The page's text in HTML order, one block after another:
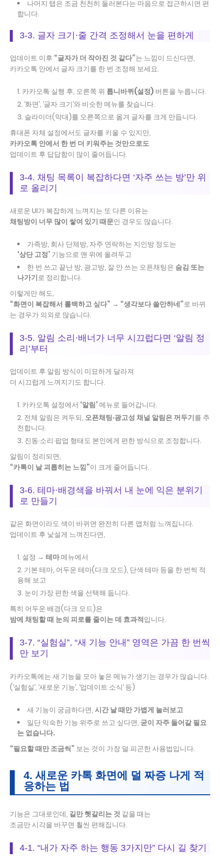
나머지 탭은 조금 천천히 둘러본다는 마음으로 접근하시면 편
합니다.
3-3. 글자 크기·줄 간격 조정해서 눈을 편하게
업데이트 이후 “글자가 더 작아진 것 같다”는 느낌이 드신다면,
카카오톡 안에서 글자 크기를 한 번 조정해 보세요.
카카오톡 실행 후, 오른쪽 위 톱니바퀴(설정) 버튼을 누릅니다.
‘화면’, ‘글자 크기’와 비슷한 메뉴를 찾습니다.
슬라이더(막대)를 오른쪽으로 옮겨 글자를 크게 만듭니다.
휴대폰 자체 설정에서도 글자를 키울 수 있지만,
카카오톡 안에서 한 번 더 키워주는 것만으로도
업데이트 후 답답함이 많이 줄어듭니다.
3-4. 채팅 목록이 복잡하다면 ‘자주 쓰는 방’만 위
로 올리기
새로운 UI가 복잡하게 느껴지는 또 다른 이유는
채팅방이 너무 많이 쌓여 있기 때문인 경우도 많습니다.
가족방, 회사 단체방, 자주 연락하는 지인방 정도는
‘상단 고정’ 기능으로 맨 위에 올려두고
한 번 쓰고 끝난 방, 광고방, 잘 안 쓰는 오픈채팅은 숨김 또는
나가기로 정리합니다.
이렇게만 해도,
“화면이 복잡해서 롤백하고 싶다” → “생각보다 쓸만하네”로 바뀌
는 경우가 의외로 많습니다.
3-5. 알림 소리·배너가 너무 시끄럽다면 ‘알림 정
리’부터
업데이트 후 알림 방식이 미묘하게 달라져
더 시끄럽게 느껴지기도 합니다.
카카오톡 설정에서 ‘알림’ 메뉴로 들어갑니다.
전체 알림은 켜두되, 오픈채팅·광고성 채널 알림은 꺼두기를 추
천합니다.
진동·소리·팝업 형태도 본인에게 편한 방식으로 조정합니다.
알림이 정리되면,
“카톡이 날 괴롭히는 느낌”이 크게 줄어듭니다.
3-6. 테마·배경색을 바꿔서 내 눈에 익은 분위기
로 만들기
같은 화면이라도 색이 바뀌면 완전히 다른 앱처럼 느껴집니다.
업데이트 후 낯설게 느껴진다면,
설정 → 테마 메뉴에서
기본 테마, 어두운 테마(다크 모드), 단색 테마 등을 한 번씩 적
용해 보고
눈이 가장 편한 색을 선택해 둡니다.
특히 어두운 배경(다크 모드)은
밤에 채팅할 때 눈의 피로를 줄이는 데 효과적입니다.
3-7. “실험실”, “새 기능 안내” 영역은 가끔 한 번씩
만 보기
카카오톡에는 새 기능을 모아 놓은 메뉴가 생기는 경우가 많습니다.
(‘실험실’, ‘새로운 기능’, ‘업데이트 소식’ 등)
새 기능이 궁금하다면, 시간 날 때만 가볍게 눌러보고
일단 익숙한 기능 위주로 쓰고 싶다면, 굳이 자주 들어갈 필요
는 없습니다.
“필요할 때만 조금씩” 보는 것이 가장 덜 피곤한 사용법입니다.
4. 새로운 카톡 화면에 덜 짜증 나게 적
응하는 법
기능은 그대로인데, 길만 헷갈리는 것 같을 때는
조금만 시각을 바꾸면 훨씬 편해집니다.
4-1. “내가 자주 하는 행동 3가지만” 다시 길 찾기